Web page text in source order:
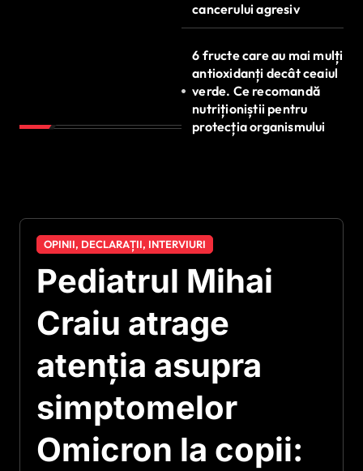
cancerului agresiv
6 fructe care au mai mulți
antioxidanți decât ceaiul
verde. Ce recomandă
nutriționiștii pentru
protecția organismului
OPINII, DECLARAȚII, INTERVIURI
Pediatrul Mihai
Craiu atrage
atenția asupra
simptomelor
Omicron la copii: